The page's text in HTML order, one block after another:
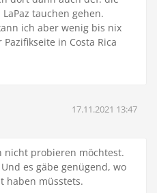
tauchen gehen.
ich aber wenig bis nix
in Costa Rica
17.11.2021 13:47
nicht probieren möchtest.
es gäbe genügend, wo
haben müsstets.